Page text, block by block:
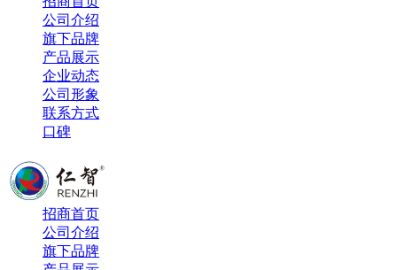
公司介绍
旗下品牌
产品展示
企业动态
公司形象
联系方式
口碑
招商首页
公司介绍
旗下品牌